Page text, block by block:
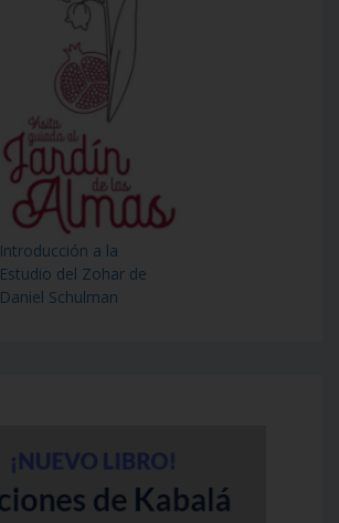
Introducción a la
Estudio del Zohar de
Daniel Schulman